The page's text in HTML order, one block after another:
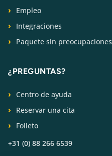
Empleo
Integraciones
Paquete sin preocupaciones
¿PREGUNTAS?
Centro de ayuda
Reservar una cita
Folleto
+31 (0) 88 266 6539